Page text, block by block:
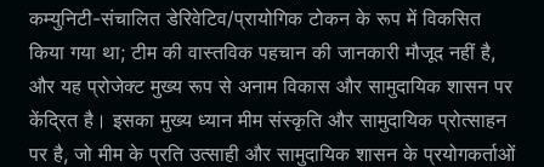
कम्युनिटी-संचालित डेरिवेटिव/प्रायोगिक टोकन के रूप में विकसित
किया गया था; टीम की वास्तविक पहचान की जानकारी मौजूद नहीं है,
और यह प्रोजेक्ट मुख्य रूप से अनाम विकास और सामुदायिक शासन पर
केंद्रित है। इसका मुख्य ध्यान मीम संस्कृति और सामुदायिक प्रोत्साहन
पर है, जो मीम के प्रति उत्साही और सामुदायिक शासन के प्रयोगकर्ताओं